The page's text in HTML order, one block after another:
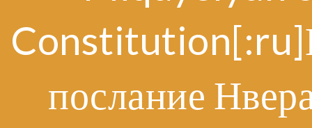
послание